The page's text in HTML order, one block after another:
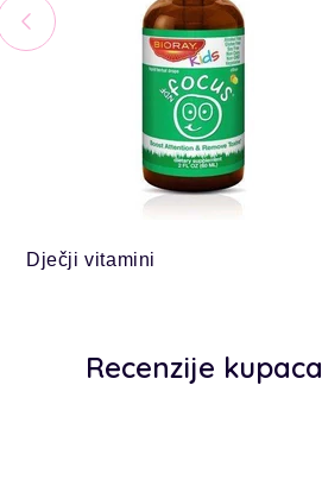
Dječji vitamini
Recenzije kupaca